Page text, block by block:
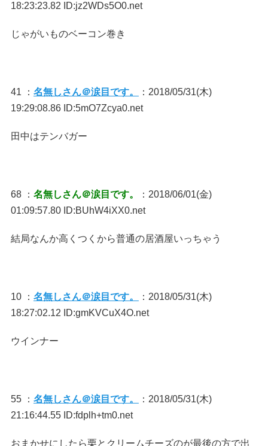
18:23:23.82 ID:jz2WDs5O0.net
じゃがいものベーコン巻き
41 ： 名無しさん＠涙目です。
：2018/05/31(木)
19:29:08.86 ID:5mO7Zcya0.net
田中はテンバガー
68 ： 名無しさん＠涙目です。
：2018/06/01(金)
01:09:57.80 ID:BUhW4iXX0.net
結局なんか高くつくから普通の居酒屋いっちゃう
10 ： 名無しさん＠涙目です。
：2018/05/31(木)
18:27:02.12 ID:gmKVCuX4O.net
ウインナー
55 ： 名無しさん＠涙目です。
：2018/05/31(木)
21:16:44.55 ID:fdplh+tm0.net
おまかせにしたら栗とクリームチーズのが最後の方で出